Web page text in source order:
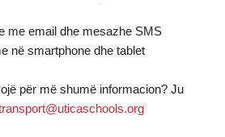
me email dhe mesazhe SMS
në smartphone dhe tablet
për më shumë informacion? Ju